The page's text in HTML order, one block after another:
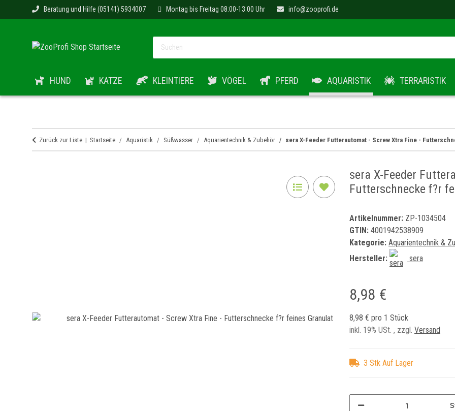
Beratung und Hilfe (05141) 5934007 Montag bis Freitag 08:00-13:00 Uhr info@zooprofi.de
HUND KATZE KLEINTIERE VÖGEL PFERD AQUARISTIK TERRARISTIK
Zurück zur Liste Startseite Aquaristik Süßwasser Aquarientechnik & Zubehör sera X-Feeder Futterautomat - Screw Xtra Fine -
sera X-Feeder
Futterschnecke f?r
Artikelnummer: ZP-1034504
GTIN: 4001942538909
Kategorie: Aquarientechnik &
Hersteller:
sera
8,98 €
8,98 € pro 1 Stück
inkl. 19% USt. , zzgl. Versand
3 Stk Auf Lager